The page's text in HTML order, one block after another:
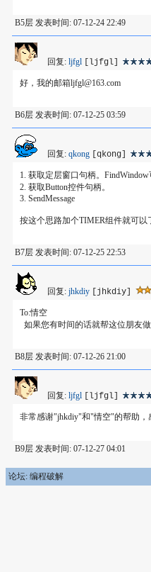
B5层 发表时间: 07-12-24 22:49
回复: ljfgl [ljfgl]
好，我的邮箱ljfgl@163.com
B6层 发表时间: 07-12-25 03:59
回复: qkong [qkong]
1. 获取定层窗口句柄。FindWindow
2. 获取Button控件句柄。
3. SendMessage
按这个思路加个TIMER组件就可以
B7层 发表时间: 07-12-25 22:53
回复: jhkdiy [jhkdiy]
To:情空
如果您有时间的话就帮这位朋友
B8层 发表时间: 07-12-26 21:00
回复: ljfgl [ljfgl]
非常感谢"jhkdiy"和"情空"的帮助
B9层 发表时间: 07-12-27 04:01
论坛: 编程破解